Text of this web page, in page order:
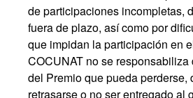
de participaciones incompletas,
fuera de plazo, así como por
que impidan la participación en
COCUNAT no se
del Premio que pueda perderse,
retrasarse o no ser entregado al